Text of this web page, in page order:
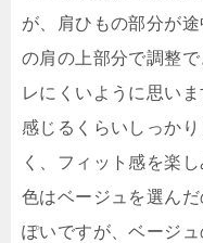
が、肩ひもの部分が
の肩の上部分で調整
レにくいように思い
感じるくらいしっか
く、フィット感を楽
色はベージュを選ん
ぽいですが、ベージ